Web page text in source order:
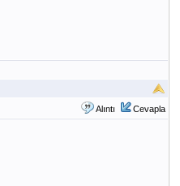
Alıntı Cevapla